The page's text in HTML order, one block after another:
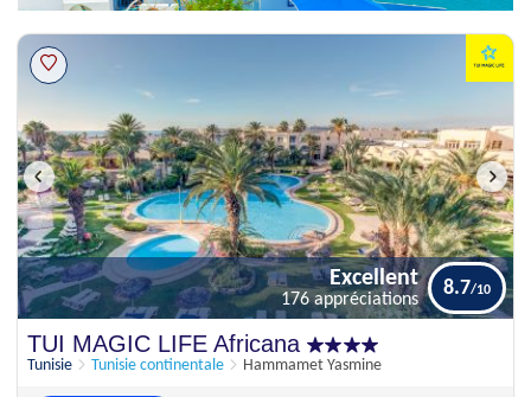
Excellent
176 appréciations
TUI MAGIC LIFE Africana
Tunisie Tunisie continentale Hammamet Yasmine
Excellent
176 appréciations
8.7